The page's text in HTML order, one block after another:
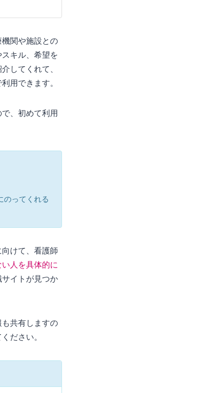
関や施設との
キル、希望を
してくれて、
用できます。
、初めて利用
のってくれる
けて、看護師
人を具体的に
イトが見つか
共有しますの
ださい。